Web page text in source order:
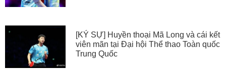
[KÝ SỰ] Huyền thoại Mã Long và cái kết
viên mãn tại Đại hội Thể thao Toàn quốc
Trung Quốc